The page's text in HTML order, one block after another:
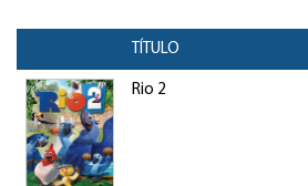
TÍTULO
Rio 2